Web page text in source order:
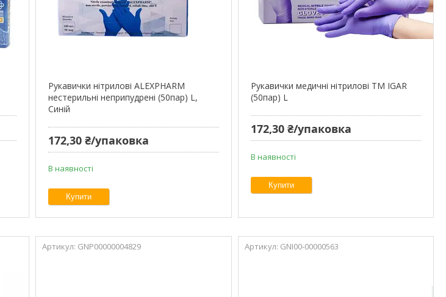
Рукавички нітрилові ALEXPHARM
нестерильні неприпудрені (50пар) L,
Синій
172,30 ₴/упаковка
В наявності
Купити
Рукавички медичні нітрилові ТМ IGAR
(50пар) L
172,30 ₴/упаковка
В наявності
Купити
GNP00000004829 GNI00-00000563